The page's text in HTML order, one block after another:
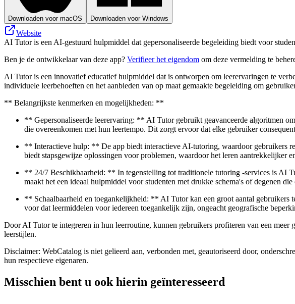
Downloaden voor macOS Downloaden voor Windows
Website
AI Tutor is een AI-gestuurd hulpmiddel dat gepersonaliseerde begeleiding biedt voor
Ben je de ontwikkelaar van deze app? Verifieer het eigendom om deze vermelding te
AI Tutor is een innovatief educatief hulpmiddel dat is ontworpen om leerervaringen te
individuele leerbehoeften en het aanbieden van op maat gemaakte begeleiding om
** Belangrijkste kenmerken en mogelijkheden: **
** Gepersonaliseerde leerervaring: ** AI Tutor gebruikt geavanceerde algoritmen
die overeenkomen met hun leertempo. Dit zorgt ervoor dat elke gebruiker
** Interactieve hulp: ** De app biedt interactieve AI-tutoring, waardoor gebruikers
biedt stapsgewijze oplossingen voor problemen, waardoor het leren aantrekkelijker
** 24/7 Beschikbaarheid: ** In tegenstelling tot traditionele tutoring -services is AI
maakt het een ideaal hulpmiddel voor studenten met drukke schema's of degenen
** Schaalbaarheid en toegankelijkheid: ** AI Tutor kan een groot aantal
voor dat leermiddelen voor iedereen toegankelijk zijn, ongeacht geografische
Door AI Tutor te integreren in hun leerroutine, kunnen gebruikers profiteren van een meer
leerstijlen.
Disclaimer: WebCatalog is niet gelieerd aan, verbonden met, geautoriseerd door,
hun respectieve eigenaren.
Misschien bent u ook hierin geïnteresseerd